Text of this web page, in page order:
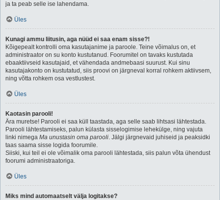
ja ta peab selle ise lahendama.
Üles
Kunagi ammu liitusin, aga nüüd ei saa enam sisse?!
Kõigepealt kontrolli oma kasutajanime ja paroole. Teine võimalus on, et
administraator on su konto kustutanud. Foorumitel on tavaks kustutada
ebaaktiivseid kasutajaid, et vähendada andmebaasi suurust. Kui sinu
kasutajakonto on kustutatud, siis proovi on järgneval korral rohkem aktiivsem,
ning võtta rohkem osa vestlustest.
Üles
Kaotasin parooli!
Ära muretse! Parooli ei saa küll taastada, aga selle saab lihtsasi lähtestada.
Parooli lähtestamiseks, palun külasta sisselogimise lehekülge, ning vajuta
linki nimega Ma unustasin oma parooli. Jälgi järgnevaid juhiseid ja peaksidki
taas saama sisse logida foorumile.
Siiski, kui teil ei ole võimalik oma parooli lähtestada, siis palun võta ühendust
foorumi administraatoriga.
Üles
Miks mind automaatselt välja logitakse?